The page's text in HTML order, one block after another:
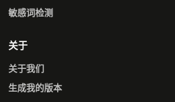
敏感词检测
关于
关于我们
生成我的版本